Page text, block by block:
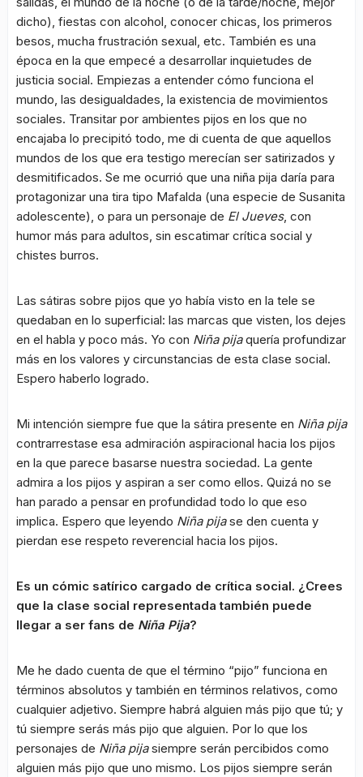
dicho), fiestas con alcohol, conocer chicas, los primeros
besos, mucha frustración sexual, etc. También es una
época en la que empecé a desarrollar inquietudes de
justicia social. Empiezas a entender cómo funciona el
mundo, las desigualdades, la existencia de movimientos
sociales. Transitar por ambientes pijos en los que no
encajaba lo precipitó todo, me di cuenta de que aquellos
mundos de los que era testigo merecían ser satirizados y
desmitificados. Se me ocurrió que una niña pija daría para
protagonizar una tira tipo Mafalda (una especie de Susanita
adolescente), o para un personaje de El Jueves, con
humor más para adultos, sin escatimar crítica social y
chistes burros.
Las sátiras sobre pijos que yo había visto en la tele se
quedaban en lo superficial: las marcas que visten, los dejes
en el habla y poco más. Yo con Niña pijaquería profundizar
más en los valores y circunstancias de esta clase social.
Espero haberlo logrado.
Mi intención siempre fue que la sátira presente en Niña pija
contrarrestase esa admiración aspiracional hacia los pijos
en la que parece basarse nuestra sociedad. La gente
admira a los pijos y aspiran a ser como ellos. Quizá no se
han parado a pensar en profundidad todo lo que eso
implica. Espero que leyendo Niña pijase den cuenta y
pierdan ese respeto reverencial hacia los pijos.
Es un cómic satírico cargado de crítica social. ¿Crees
que la clase social representada también puede
llegar a ser fans de Niña Pija?
Me he dado cuenta de que el término “pijo” funciona en
términos absolutos y también en términos relativos, como
cualquier adjetivo. Siempre habrá alguien más pijo que tú; y
tú siempre serás más pijo que alguien. Por lo que los
personajes de Niña pijasiempre serán percibidos como
alguien más pijo que uno mismo. Los pijos siempre serán